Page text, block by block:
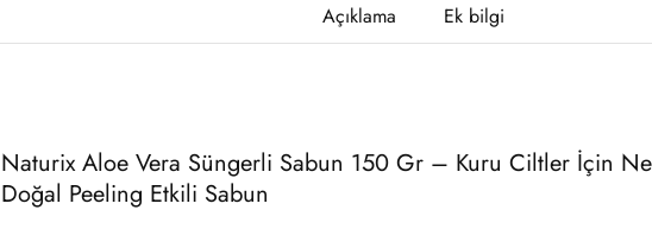
Açıklama Ek bilgi
Naturix Aloe Vera Süngerli Sabun 150 Gr – Kuru Ciltler İçin
Doğal Peeling Etkili Sabun